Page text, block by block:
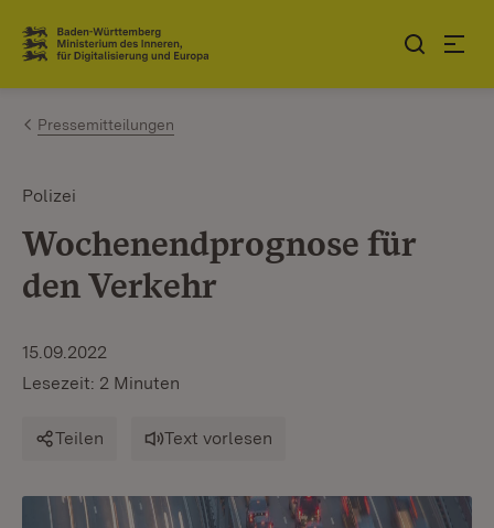
Zum Inhalt springen
Link zur Startseite
Pressemitteilungen
Polizei
Wochenendprognose für
den Verkehr
15.09.2022
Lesezeit: 2 Minuten
Teilen Text vorlesen